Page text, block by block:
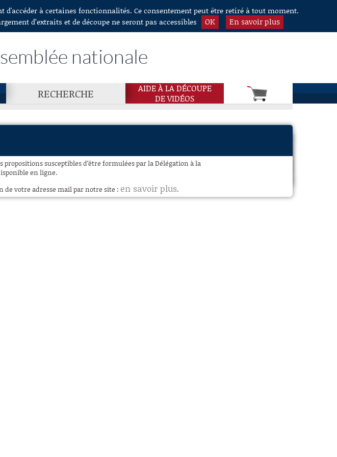
à certaines fonctionnalités. Ce consentement peut être retiré à tout moment.
d’extraits et de découpe ne seront pas accessibles
OK En savoir plus
nationale
RECHERCHE
AIDE À LA DÉCOUPE
DE VIDÉOS
susceptibles d’être formulées par la Délégation à la
en ligne.
de votre adresse mail par notre site : en savoir plus.